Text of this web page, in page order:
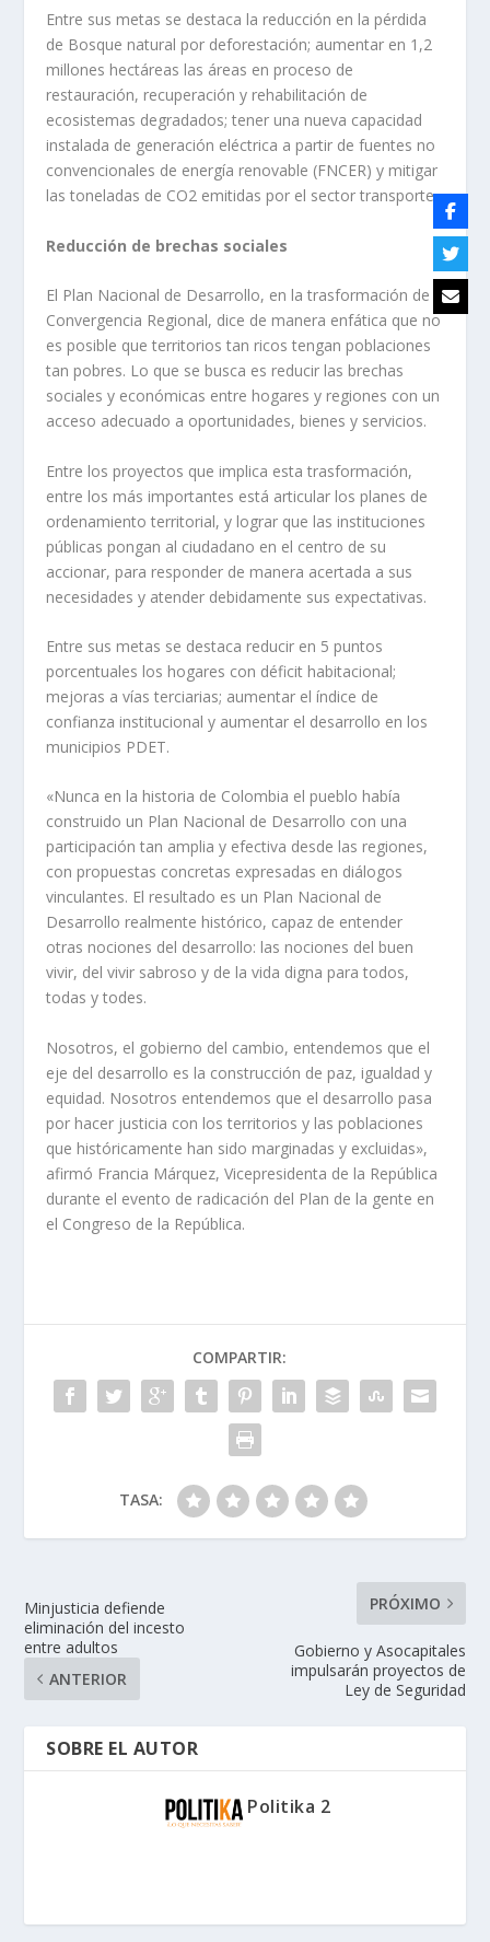
Entre sus metas se destaca la reducción en la pérdida
de Bosque natural por deforestación; aumentar en 1,2
millones hectáreas las áreas en proceso de
restauración, recuperación y rehabilitación de
ecosistemas degradados; tener una nueva capacidad
instalada de generación eléctrica a partir de fuentes no
convencionales de energía renovable (FNCER) y mitigar
las toneladas de CO2 emitidas por el sector transporte.
Reducción de brechas sociales
El Plan Nacional de Desarrollo, en la trasformación de
Convergencia Regional, dice de manera enfática que no
es posible que territorios tan ricos tengan poblaciones
tan pobres. Lo que se busca es reducir las brechas
sociales y económicas entre hogares y regiones con un
acceso adecuado a oportunidades, bienes y servicios.
Entre los proyectos que implica esta trasformación,
entre los más importantes está articular los planes de
ordenamiento territorial, y lograr que las instituciones
públicas pongan al ciudadano en el centro de su
accionar, para responder de manera acertada a sus
necesidades y atender debidamente sus expectativas.
Entre sus metas se destaca reducir en 5 puntos
porcentuales los hogares con déficit habitacional;
mejoras a vías terciarias; aumentar el índice de
confianza institucional y aumentar el desarrollo en los
municipios PDET.
«Nunca en la historia de Colombia el pueblo había
construido un Plan Nacional de Desarrollo con una
participación tan amplia y efectiva desde las regiones,
con propuestas concretas expresadas en diálogos
vinculantes. El resultado es un Plan Nacional de
Desarrollo realmente histórico, capaz de entender
otras nociones del desarrollo: las nociones del buen
vivir, del vivir sabroso y de la vida digna para todos,
todas y todes.
Nosotros, el gobierno del cambio, entendemos que el
eje del desarrollo es la construcción de paz, igualdad y
equidad. Nosotros entendemos que el desarrollo pasa
por hacer justicia con los territorios y las poblaciones
que históricamente han sido marginadas y excluidas»,
afirmó Francia Márquez, Vicepresidenta de la República
durante el evento de radicación del Plan de la gente en
el Congreso de la República. ​
COMPARTIR:
TASA:
Minjusticia defiende
eliminación del incesto
entre adultos
ANTERIOR
PRÓXIMO
Gobierno y Asocapitales
impulsarán proyectos de
Ley de Seguridad
SOBRE EL AUTOR
Politika 2